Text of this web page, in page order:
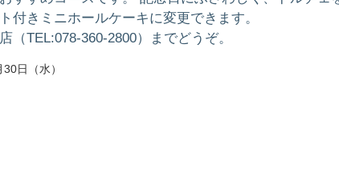
付きミニホールケーキに変更できます。
（TEL:078-360-2800）までどうぞ。
日（水）